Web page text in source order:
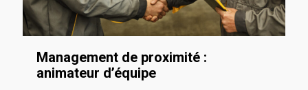
Management de proximité :
animateur d’équipe